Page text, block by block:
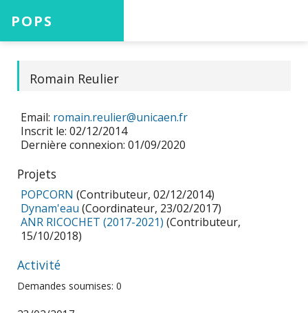
POPS
Projets
Connexion
Romain Reulier
Email: romain.reulier@unicaen.fr
Inscrit le: 02/12/2014
Dernière connexion: 01/09/2020
Projets
POPCORN (Contributeur, 02/12/2014)
Dynam'eau (Coordinateur, 23/02/2017)
ANR RICOCHET (2017-2021) (Contributeur,
15/10/2018)
Activité
Demandes soumises: 0